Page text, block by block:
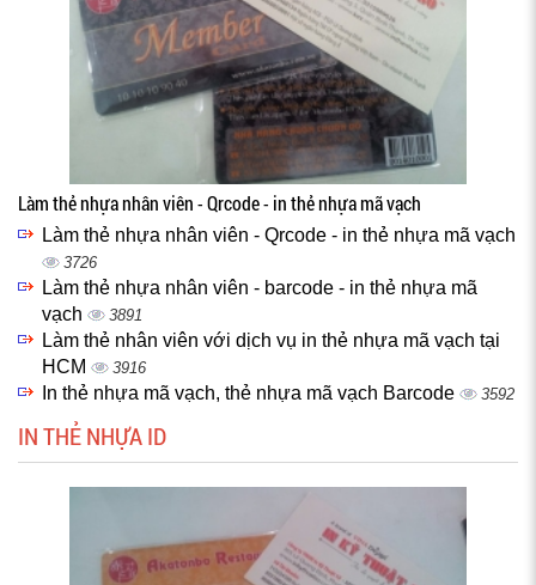
Làm thẻ nhựa nhân viên - Qrcode - in thẻ nhựa mã vạch
Làm thẻ nhựa nhân viên - Qrcode - in thẻ nhựa mã vạch
3726
Làm thẻ nhựa nhân viên - barcode - in thẻ nhựa mã
vạch
3891
Làm thẻ nhân viên với dịch vụ in thẻ nhựa mã vạch tại
HCM
3916
In thẻ nhựa mã vạch, thẻ nhựa mã vạch Barcode 3592
IN THẺ NHỰA ID